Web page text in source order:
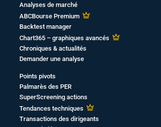
Analyses de marché
ABCBourse Premium
Backtest manager
Chart365 – graphiques avancés
Chroniques & actualités
Demander une analyse
Points pivots
Palmarès des PER
SuperScreening actions
Tendances techniques
Transactions des dirigeants